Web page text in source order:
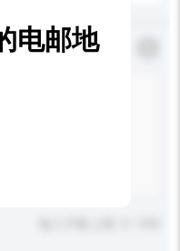
*必须填写
电邮地